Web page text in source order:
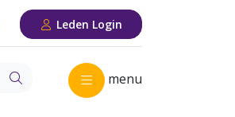
Leden Login
menu